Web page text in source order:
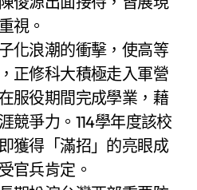
視。
化浪潮的衝擊，使高等
正修科大積極走入軍營
服役期間完成學業，藉
競爭力。114學年度該校
獲得「滿招」的亮眼成
官兵肯定。